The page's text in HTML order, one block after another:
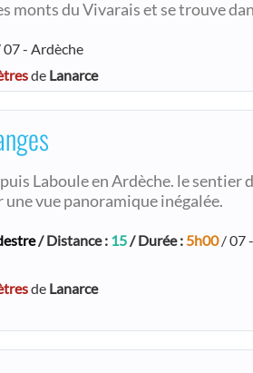
monts du Vivarais et se trouve
07 - Ardèche
de Lanarce
Laboule en Ardèche. le sentier
vue panoramique inégalée.
/ Distance : 15/ Durée : 5h00/ 07 -
de Lanarce